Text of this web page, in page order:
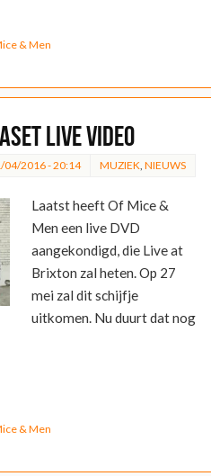
& Men
live video
04/2016 - 20:14 MUZIEK NIEUWS
Laatst heeft Of Mice &
Men een live DVD
aangekondigd, die Live at
Brixton zal heten. Op 27
mei zal dit schijfje
uitkomen. Nu duurt dat nog
& Men